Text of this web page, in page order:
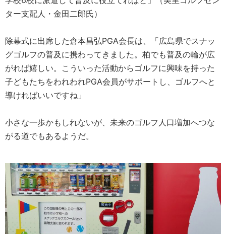
ター支配人・金田二郎氏）
除幕式に出席した倉本昌弘PGA会長は、「広島県でスナッ
グゴルフの普及に携わってきました。柏でも普及の輪が広
がれば嬉しい。こういった活動からゴルフに興味を持った
子どもたちをわれわれPGA会員がサポートし、ゴルフへと
導ければいいですね」
小さな一歩かもしれないが、未来のゴルフ人口増加へつな
がる道でもあるようだ。